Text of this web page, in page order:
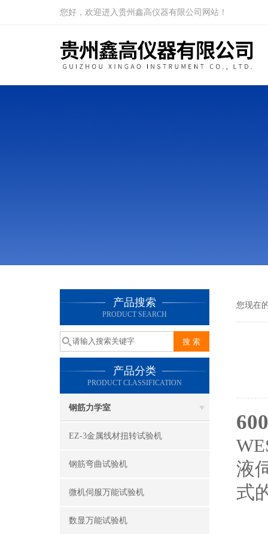
您好，欢迎进入贵州鑫高仪器有限公司网站！
产品搜索
PRODUCT SEARCH
产品分类
PRODUCT CLASSIFICATION
钢筋力学室
EZ-3金属线材扭转试验机
钢筋弯曲试验机
微机伺服万能试验机
数显万能试验机
您现在
液
式